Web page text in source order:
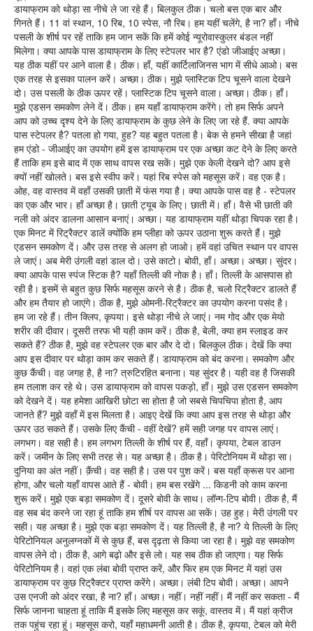
डायाफ्राम को थोड़ा सा नीचे ले जा रहे हैं। बिलकुल ठीक। चलो बस एक बार और
गिनते हैं। 11 वां स्थान, 10 रिब, 10 स्पेस, नौ रिब। हम यहीं चलेंगे, है ना? हाँ। नीचे
पसली के शीर्ष पर रहें ताकि हम जान सकें कि हमें कोई न्यूरोवास्कुलर बंडल नहीं
मिलेगा। क्या आपके पास डायाफ्राम के लिए स्टेपलर भार है? एंडो जीआईए अच्छा।
यह ठीक यहीं पर आने वाला है। ठीक। हाँ, यहीं कार्टिलाजिनस भाग में सीधे आओ। बस
एक तरह से इसका पालन करें। अच्छा। ठीक। मुझे प्लास्टिक टिप चूसने वाला देखने
दो। उस पसली के ठीक ऊपर रहें। प्लास्टिक टिप चूसने वाला। अच्छा। ठीक। हाँ।
मुझे एडसन समकोण लेने दें। ठीक। हम यहाँ डायाफ्राम करेंगे। तो हम सिर्फ अपने
आप को उच्च दृश्य देने के लिए डायाफ्राम के कुछ लेने के लिए जा रहे हैं. क्या आपके
पास स्टेपलर है? पतला हो गया, हुह? यह बहुत पतला है। बेक से हमने सीखा है जहां
हम एंडो - जीआईए का उपयोग हमें इस डायाफ्राम पर एक अच्छा कट देने के लिए करते
हैं ताकि हम इसे बाद में एक साथ वापस रख सकें। मुझे एक केली देखने दो? आप इसे
क्यों नहीं खोलते। बस इसे स्वीप करें। यहां रिब स्पेस को महसूस करें। वह एक है।
ओह, वह वास्तव में वहाँ उसकी छाती में फंस गया है। क्या आपके पास वह है - स्टेपलर
का एक और भार। हाँ अच्छा है। छाती ट्यूब के लिए। छाती में। हाँ। वैसे भी छाती की
नली को अंदर डालना आसान बनाएं। अच्छा। यह डायाफ्राम यहीं थोड़ा चिपक रहा है।
एक मिनट में रिट्रैक्टर डालें क्योंकि हम प्लीहा को ऊपर उठाना शुरू करते हैं। मुझे
एडसन समकोण दें। और उस तरह से अलग हो जाओ। हमें वहां उचित स्थान पर वापस
ले जाएं। अब मेरी उंगली वहां डाल दो। उसे काटो। बोवी, हाँ। अच्छा। अच्छा। सुंदर।
क्या आपके पास स्पंज स्टिक है? यहाँ तिल्ली की नोक है। हाँ। तिल्ली के आसपास हो
रही है। इसमें से बहुत कुछ सिर्फ महसूस करने से है। ठीक है, चलो रिट्रैक्टर डालते हैं
और हम तैयार हो जाएंगे। ठीक है, मुझे ओमनी-रिट्रैक्टर का उपयोग करना पसंद है।
हम जा रहे हैं। तीन क्लिप, कृपया। इसे थोड़ा नीचे ले जाएं। नम गोद और एक मेयो
शरीर की दीवार। दूसरी तरफ भी यही काम करें। ठीक है, बेली, क्या हम स्लाइड कर
सकते हैं? ठीक है, मुझे वह स्टेपलर एक बार और दे दो। बिलकुल ठीक। देखें कि क्या
आप इस दीवार पर थोड़ा काम कर सकते हैं। डायाफ्राम को बंद करना। समकोण और
कुछ कैंची। वह जगह है, है ना? त्रुटिरहित बनाना। यह सुंदर है। यही वह है जिसकी
हम तलाश कर रहे थे। उस डायाफ्राम को वापस पकड़ो, हाँ। मुझे उस एडसन समकोण
को देखने दें। यह हमेशा आखिरी छोटा सा होता है जो सबसे चिपचिपा होता है, आप
जानते हैं? मुझे वहाँ में इस मिलता है। आइए देखें कि क्या आप इस तरह से थोड़ा और
ऊपर उठ सकते हैं। उसके लिए कैंची - वहीं देखें? हमें सही जगह पर वापस लाएं।
लगभग। वह सही है। हम लगभग तिल्ली के शीर्ष पर हैं, वहाँ। कृपया, टेबल डाउन
करें। जमीन के लिए सभी तरह से। यह अच्छा है। ठीक है। पेरिटोनियम में थोड़ा सा।
दुनिया का अंत नहीं। क़ैंची। वह सही है। उस पर पुश करें। बस यहाँ क्रूस पर आना
होगा, और चलो यहाँ वापस आते हैं - बोवी। हम बस रखेंगे ... किडनी को काम करना
शुरू करें। मुझे एक बड़ा समकोण दें। दूसरे बोवी के साथ। लॉन्ग-टिप बोवी। ठीक है, मैं
वह सब बंद करने जा रहा हूं ताकि हम शीर्ष पर वापस आ सकें। उह हुह। मेरी उंगली पर
सही। यह अच्छा है। मुझे एक बड़ा समकोण दें। यह तिल्ली है, है ना? ये तिल्ली के लिए
पेरिटोनियल अनुलग्नकों में से कुछ हैं, बस दृढ़ता से किया जा रहा है। मुझे वह समकोण
वापस लेने दो। ठीक है, आगे बढ़ो और इसे लो। यह सब ठीक हो जाएगा। यह सिर्फ
पेरिटोनियम है। वहां एक लंबा बोवी प्राप्त करें, और फिर हम एक मिनट में यहां उस
डायाफ्राम पर कुछ रिट्रैक्टर प्राप्त करेंगे। अच्छा। लंबी टिप बोवी। अच्छा। आपने
उस एनजी को अंदर रखा, है ना? हाँ। अच्छा। नहीं। नहीं नहीं। मैं नहीं कर सकता - मैं
सिर्फ जानना चाहता हूं ताकि मैं इसके लिए महसूस कर सकूं, वास्तव में। मैं यहां क्रीज
तक पहुंच रहा हूं। महसूस करो, यहाँ महाधमनी आती है। ठीक है, कृपया, टेबल को मेरी